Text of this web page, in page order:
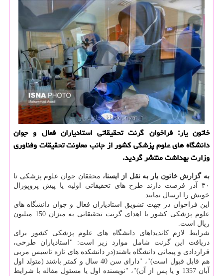
خاتون یار: فراخوان گرنت تحقیقاتی استادیاران فعال و جوان
دانشگاه های علوم پزشكی كشور از جانب معاونت تحقیقات وفناوری
وزارت بهداشت منتشر گردید.
به گزارش خاتون یار به نقل از ایسنا، محققان جوان علوم پزشكی تا
۳۰ آذر فرصت دارند طرح های تحقیقاتی اولیه یا پیش پروپوزال
خویش را ارسال نمایند.
این فراخوان در جهت تشویق استادیاران فعال و جوان دانشگاه های
علوم پزشكی كشور با اهدای گرنت تحقیقاتی به میزان 150 میلیون
ریال است.
شرایط لازم كاندیداهای دانشگاه های علوم پزشكی كشور برای
دریافت این گرنت شامل موارد زیر است: "استادیاران طرحی،
قراردادی و پیمانی دانشگاه باشند(در دانشكده های تازه تاسیس مربی
هم قابل قبول است)"، "دارای سن 40 سال و كمتر باشند (متولد اول
آبان 1357 و یا پس از آن)"، "نویسنده اول یا مسئول مقاله با شرایط